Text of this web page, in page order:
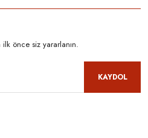
önce siz yararlanın.
KAYDOL